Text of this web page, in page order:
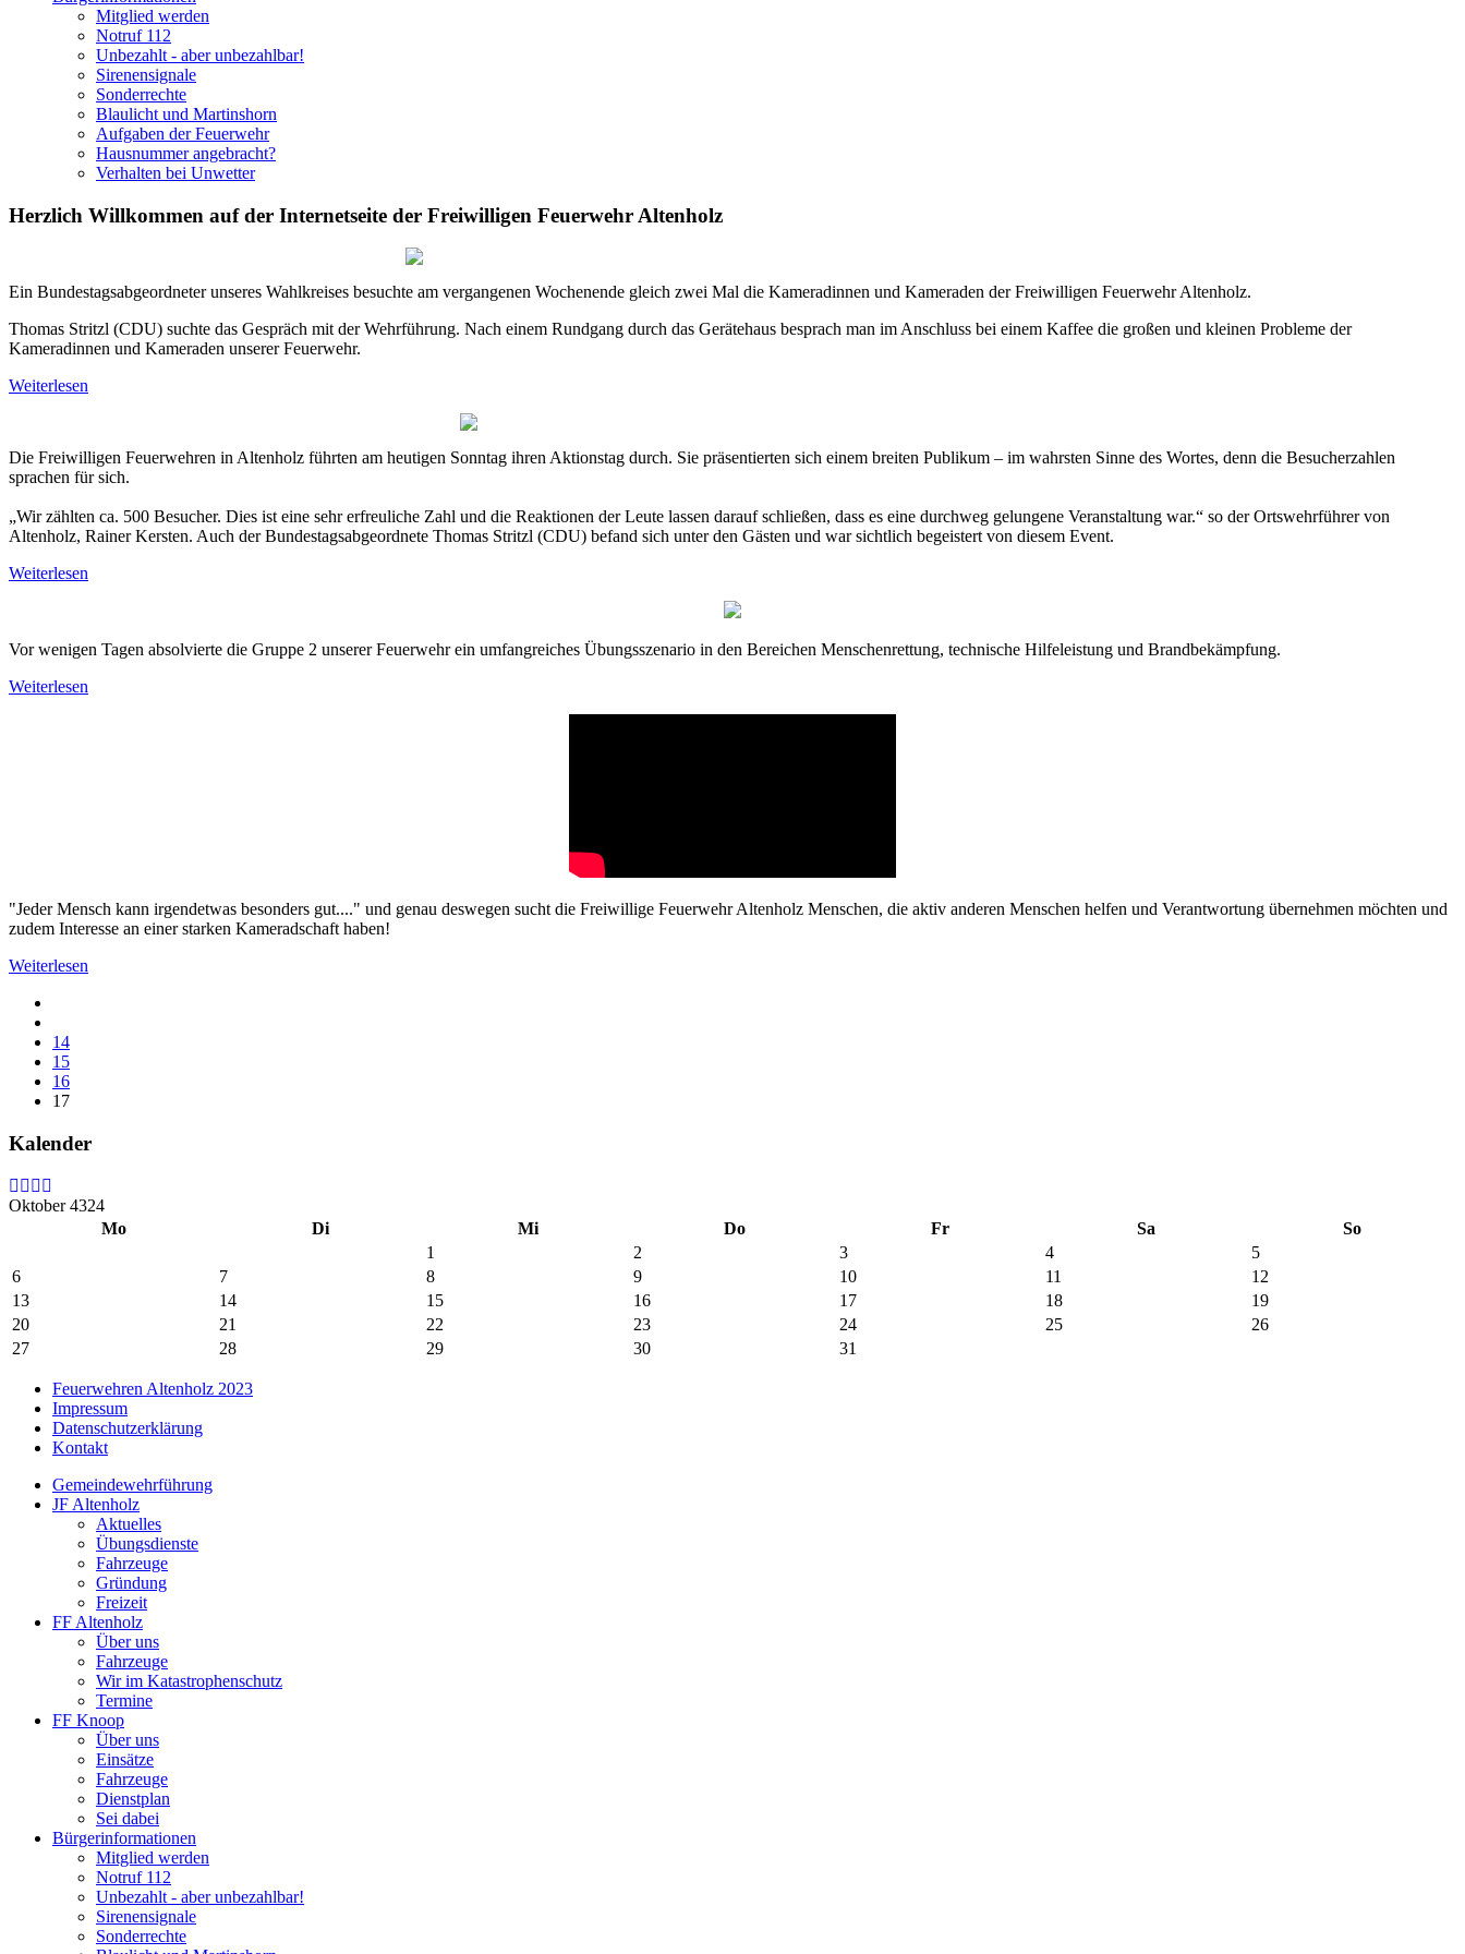
Mitglied werden
Notruf 112
Unbezahlt - aber unbezahlbar!
Sirenensignale
Sonderrechte
Blaulicht und Martinshorn
Aufgaben der Feuerwehr
Hausnummer angebracht?
Verhalten bei Unwetter
Herzlich Willkommen auf der Internetseite der Freiwilligen Feuerwehr Altenholz
Ein Bundestagsabgeordneter unseres Wahlkreises besuchte am vergangenen Wochenende gleich zwei Mal die Kameradinnen und Kameraden der Freiwilligen Feuerwehr Altenholz.
Thomas Stritzl (CDU) suchte das Gespräch mit der Wehrführung. Nach einem Rundgang durch das Gerätehaus besprach man im Anschluss bei einem Kaffee die großen und kleinen Probleme der
Kameradinnen und Kameraden unserer Feuerwehr.
Weiterlesen
Die Freiwilligen Feuerwehren in Altenholz führten am heutigen Sonntag ihren Aktionstag durch. Sie präsentierten sich einem breiten Publikum – im wahrsten Sinne des Wortes, denn die Besucherzahlen
sprachen für sich.
„Wir zählten ca. 500 Besucher. Dies ist eine sehr erfreuliche Zahl und die Reaktionen der Leute lassen darauf schließen, dass es eine durchweg gelungene Veranstaltung war.“ so der Ortswehrführer von
Altenholz, Rainer Kersten. Auch der Bundestagsabgeordnete Thomas Stritzl (CDU) befand sich unter den Gästen und war sichtlich begeistert von diesem Event.
Weiterlesen
Vor wenigen Tagen absolvierte die Gruppe 2 unserer Feuerwehr ein umfangreiches Übungsszenario in den Bereichen Menschenrettung, technische Hilfeleistung und Brandbekämpfung.
Weiterlesen
"Jeder Mensch kann irgendetwas besonders gut...." und genau deswegen sucht die Freiwillige Feuerwehr Altenholz Menschen, die aktiv anderen Menschen helfen und Verantwortung übernehmen möchten und
zudem Interesse an einer starken Kameradschaft haben!
Weiterlesen
14
15
16
17
Kalender
Oktober 4324
Mo
Di Mi Do Fr Sa
So
1
2 3 4
5
6
7 8 9 10 11
12
13
14 15 16 17 18
19
20
21 22 23 24 25
26
27
28 29 30 31
Feuerwehren Altenholz 2023
Impressum
Datenschutzerklärung
Kontakt
Gemeindewehrführung
JF Altenholz
Aktuelles
Übungsdienste
Fahrzeuge
Gründung
Freizeit
FF Altenholz
Über uns
Fahrzeuge
Wir im Katastrophenschutz
Termine
FF Knoop
Über uns
Einsätze
Fahrzeuge
Dienstplan
Sei dabei
Bürgerinformationen
Mitglied werden
Notruf 112
Unbezahlt - aber unbezahlbar!
Sirenensignale
Sonderrechte